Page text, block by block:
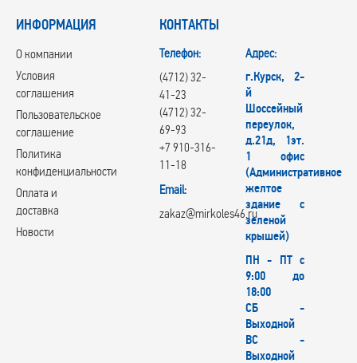
ИНФОРМАЦИЯ
О компании
Условия
соглашения
Пользовательское
соглашение
Политика
конфиденциальности
Оплата и
доставка
Новости
КОНТАКТЫ
Телефон:
(4712) 32-
41-23
(4712) 32-
69-93
+7 910-316-
11-18
Email:
zakaz@mirkoles46.ru
Адрес:
г.Курск, 2-
й
Шоссейный
переулок,
д.21д, 1эт.
1 офис
(Административное
желтое
здание с
зеленой
крышей)
ПН - ПТ с
9:00 до
18:00
СБ -
Выходной
ВС -
Выходной